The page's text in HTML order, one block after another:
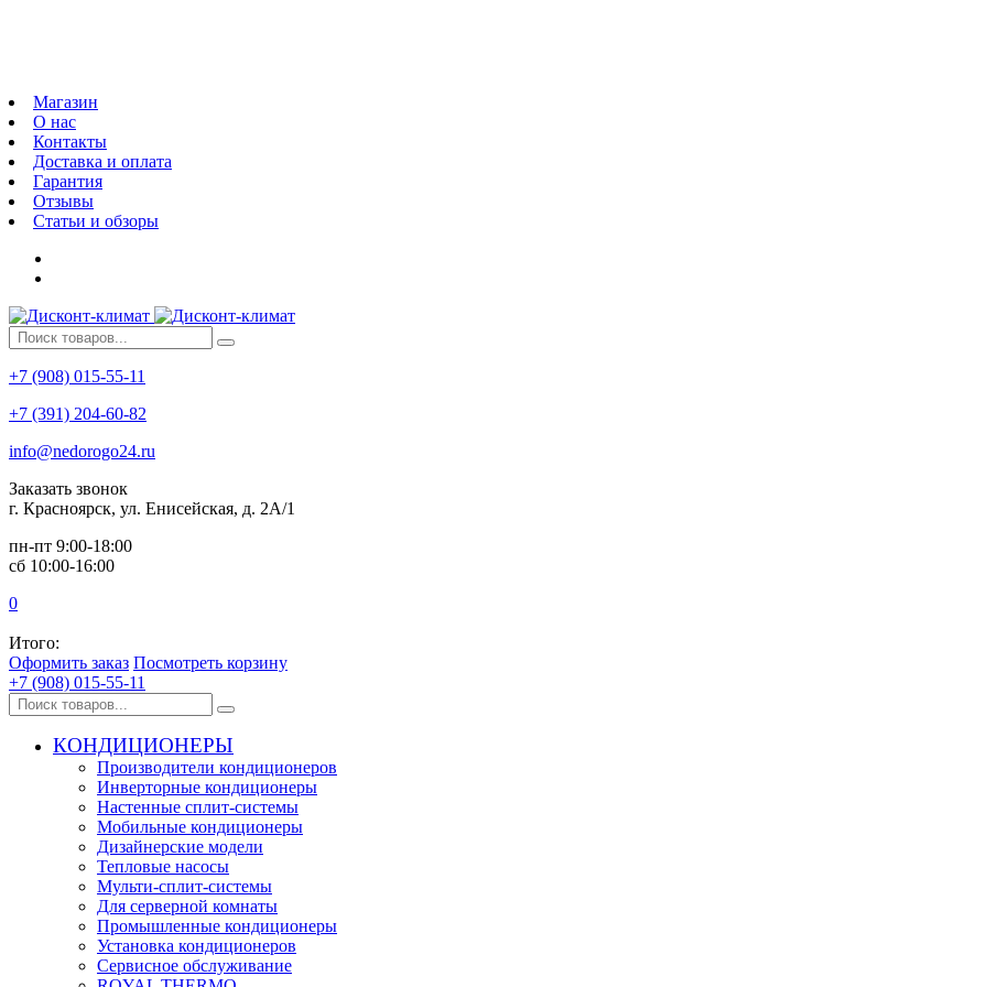
Магазин
О нас
Контакты
Доставка и оплата
Гарантия
Отзывы
Статьи и обзоры
+7 (908) 015-55-11
+7 (391) 204-60-82
info@nedorogo24.ru
Заказать звонок
г. Красноярск, ул. Енисейская, д. 2А/1
пн-пт 9:00-18:00
сб 10:00-16:00
0
Итого:
Оформить заказ Посмотреть корзину
+7 (908) 015-55-11
КОНДИЦИОНЕРЫ
Производители кондиционеров
Инверторные кондиционеры
Настенные сплит-системы
Мобильные кондиционеры
Дизайнерские модели
Тепловые насосы
Мульти-сплит-системы
Для серверной комнаты
Промышленные кондиционеры
Установка кондиционеров
Сервисное обслуживание